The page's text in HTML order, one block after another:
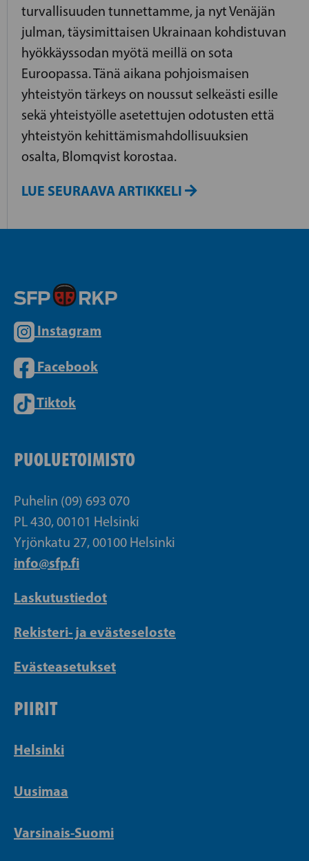
turvallisuuden tunnettamme, ja nyt Venäjän
julman, täysimittaisen Ukrainaan kohdistuvan
hyökkäyssodan myötä meillä on sota
Euroopassa. Tänä aikana pohjoismaisen
yhteistyön tärkeys on noussut selkeästi esille
sekä yhteistyölle asetettujen odotusten että
yhteistyön kehittämismahdollisuuksien
osalta, Blomqvist korostaa.
LUE SEURAAVA ARTIKKELI
Instagram
Facebook
Tiktok
PUOLUETOIMISTO
Puhelin (09) 693 070
PL 430, 00101 Helsinki
Yrjönkatu 27, 00100 Helsinki
info@sfp.fi
Laskutustiedot
Rekisteri- ja evästeseloste
Evästeasetukset
PIIRIT
Helsinki
Uusimaa
Varsinais-Suomi